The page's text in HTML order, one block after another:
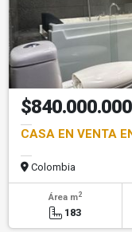
$840.000.000
CASA EN VENTA
Colombia
Área m2
183